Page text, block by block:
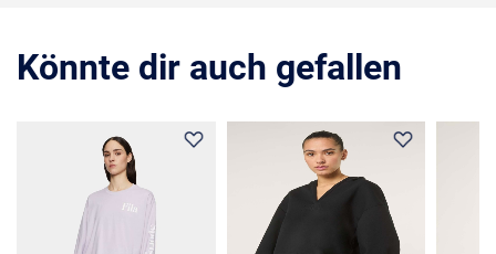
Könnte dir auch gefallen